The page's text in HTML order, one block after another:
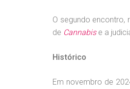
O segundo
de Cannabise a
Histórico
Em novembro de